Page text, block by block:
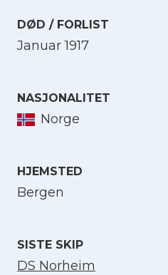
DØD / FORLIST
Januar 1917
NASJONALITET
Norge
HJEMSTED
Bergen
SISTE SKIP
DS Norheim